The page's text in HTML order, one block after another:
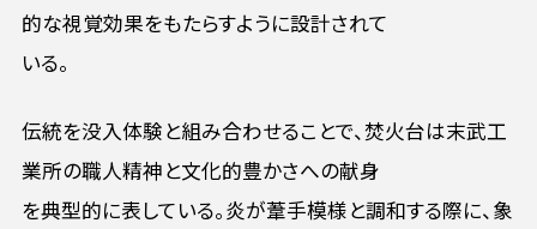
的な視覚効果をもたらすように設計されて
いる。
伝統を没入体験と組み合わせることで、焚火台は末武工
業所の職人精神と文化的豊かさへの献身
を典型的に表している。炎が葦手模様と調和する際に、象